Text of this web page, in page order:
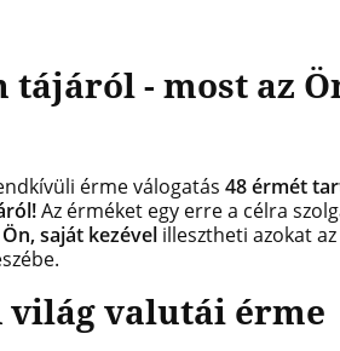
- most az
érme válogatás 48 érmét
Az érméket egy erre a célra
Ön, saját kezével illesztheti azokat
világ valutái érme